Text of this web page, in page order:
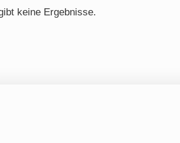
keine Ergebnisse.